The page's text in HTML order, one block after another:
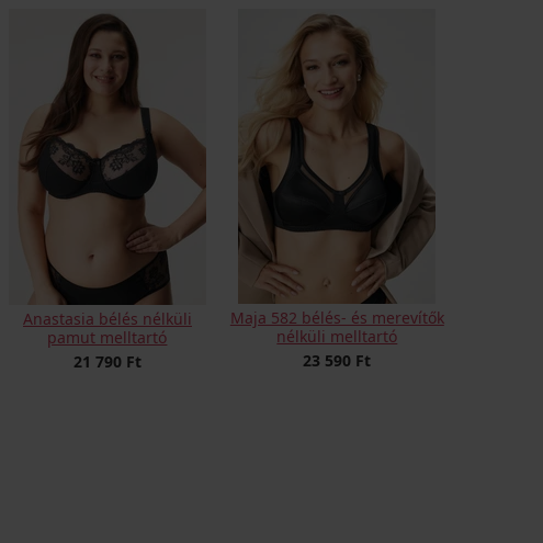
Anastasia bélés nélküli
pamut melltartó
21 790 Ft
Maja 582 bélés- és merevítők
nélküli melltartó
23 590 Ft